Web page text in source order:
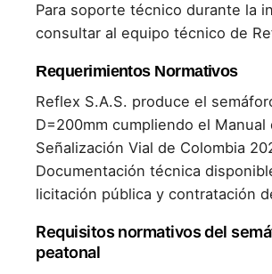
Para soporte técnico durante la
consultar al equipo técnico de
Requerimientos Normativos
Reflex S.A.S. produce el
D=200mm cumpliendo el Manual
Señalización Vial de Colombia
Documentación técnica
licitación pública y contratación
Requisitos normativos del
peatonal